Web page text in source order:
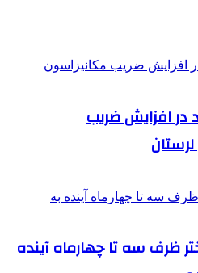
افزایش ضریب
ظرف سه تا چهارماه آینده